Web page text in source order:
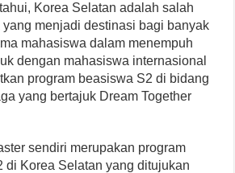
Korea Selatan adalah salah
menjadi destinasi bagi banyak
mahasiswa dalam menempuh
dengan mahasiswa internasional
program beasiswa S2 di bidang
yang bertajuk Dream Together
sendiri merupakan program
di Korea Selatan yang ditujukan